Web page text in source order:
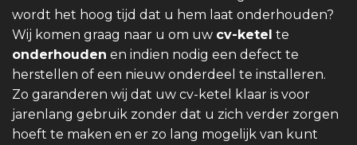
wordt het hoog tijd dat u hem laat onderhouden?
Wij komen graag naar u om uw cv-ketel te
onderhouden en indien nodig een defect te
herstellen of een nieuw onderdeel te installeren.
Zo garanderen wij dat uw cv-ketel klaar is voor
jarenlang gebruik zonder dat u zich verder zorgen
hoeft te maken en er zo lang mogelijk van kunt